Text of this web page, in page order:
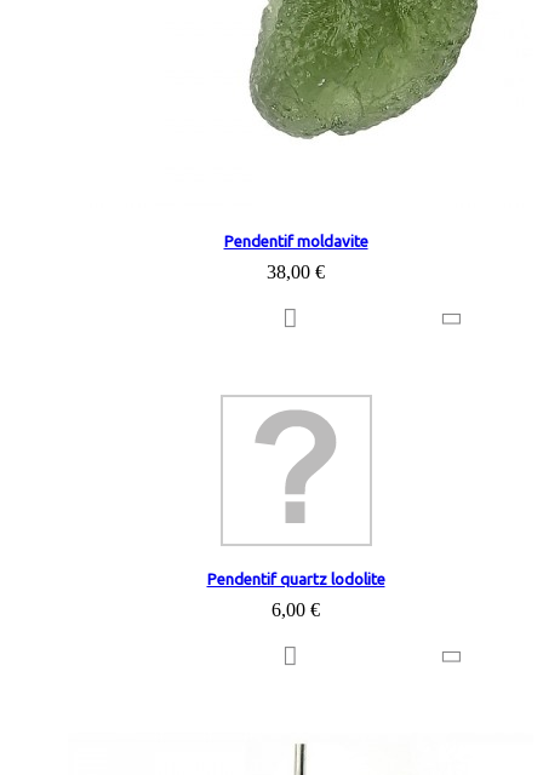
Pendentif moldavite
38,00 €
Pendentif quartz lodolite
6,00 €